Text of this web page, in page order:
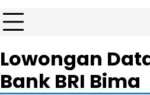
Lowongan
Bank BRI Bima